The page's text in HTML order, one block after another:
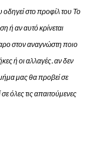
στο προφίλ του Το
ή αν αυτό κρίνεται
στον αναγνώστη ποιο
ή οι αλλαγές. αν δεν
μας θα προβεί σε
όλες τις απαιτούμενες